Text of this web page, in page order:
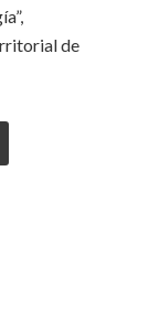
de